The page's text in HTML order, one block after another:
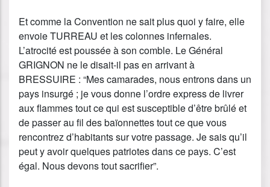
Et comme la Convention ne sait plus quoi y faire, elle
envoie TURREAU et les colonnes infernales.
L’atrocité est poussée à son comble. Le Général
GRIGNON ne le disait-il pas en arrivant à
BRESSUIRE : “Mes camarades, nous entrons dans un
pays insurgé ; je vous donne l’ordre express de livrer
aux flammes tout ce qui est susceptible d’être brûlé et
de passer au fil des baïonnettes tout ce que vous
rencontrez d’habitants sur votre passage. Je sais qu’il
peut y avoir quelques patriotes dans ce pays. C’est
égal. Nous devons tout sacrifier”.